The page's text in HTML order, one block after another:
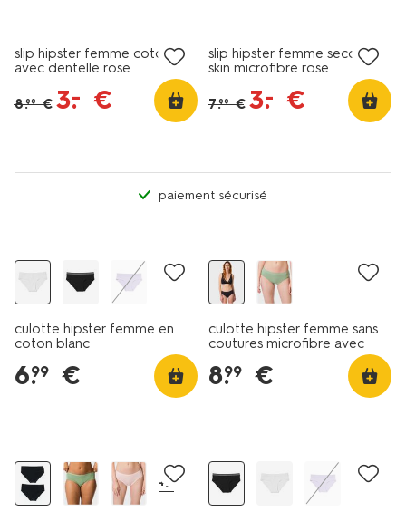
slip hipster femme coton
avec dentelle rose
8.99 € 3.
– €
slip hipster femme second
skin microfibre rose
7.99 € 3.
– €
paiement sécurisé
culotte hipster femme en
coton blanc
6.
99 €
culotte hipster femme sans
coutures microfibre avec
8.
99 €
+2